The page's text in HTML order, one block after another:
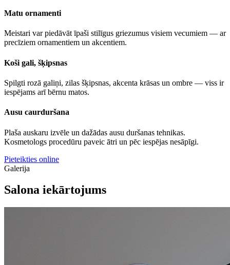
Matu ornamenti
Meistari var piedāvāt īpaši stilīgus griezumus visiem vecumiem — ar
precīziem ornamentiem un akcentiem.
Koši gali, šķipsnas
Spilgti rozā galiņi, zilas šķipsnas, akcenta krāsas un ombre — viss ir
iespējams arī bērnu matos.
Ausu caurduršana
Plaša auskaru izvēle un dažādas ausu duršanas tehnikas.
Kosmetologs procedūru paveic ātri un pēc iespējas nesāpīgi.
Pieteikties online
Galerija
Salona iekārtojums